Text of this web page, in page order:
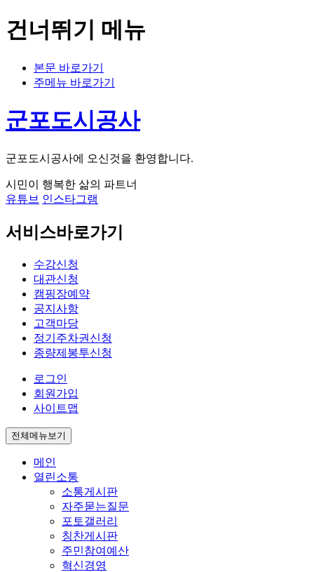
건너뛰기 메뉴
본문 바로가기
주메뉴 바로가기
군포도시공사
군포도시공사에 오신것을 환영합니다.
시민이 행복한 삶의 파트너
유튜브 인스타그램
서비스바로가기
수강신청
대관신청
캠핑장예약
공지사항
고객마당
정기주차권신청
종량제봉투신청
로그인
회원가입
사이트맵
전체메뉴보기
메인
열린소통
소통게시판
자주묻는질문
포토갤러리
칭찬게시판
주민참여예산
혁신경영